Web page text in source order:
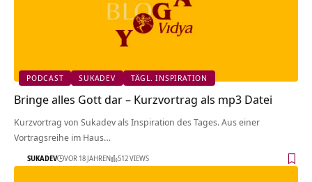
PODCAST SUKADEV TÄGL. INSPIRATION
Bringe alles Gott dar – Kurzvortrag als mp3 Datei
Kurzvortrag von Sukadev als Inspiration des Tages. Aus einer
Vortragsreihe im Haus…
SUKADEV VOR 18 JAHREN 512 VIEWS